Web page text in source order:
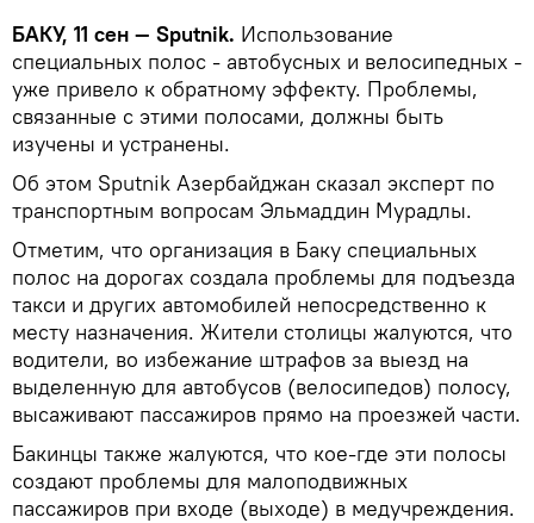
БАКУ, 11 сен — Sputnik. Использование
специальных полос - автобусных и велосипедных -
уже привело к обратному эффекту. Проблемы,
связанные с этими полосами, должны быть
изучены и устранены.
Об этом Sputnik Азербайджан сказал эксперт по
транспортным вопросам Эльмаддин Мурадлы.
Отметим, что организация в Баку специальных
полос на дорогах создала проблемы для подъезда
такси и других автомобилей непосредственно к
месту назначения. Жители столицы жалуются, что
водители, во избежание штрафов за выезд на
выделенную для автобусов (велосипедов) полосу,
высаживают пассажиров прямо на проезжей части.
Бакинцы также жалуются, что кое-где эти полосы
создают проблемы для малоподвижных
пассажиров при входе (выходе) в медучреждения.